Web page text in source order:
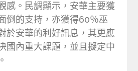
感。民調顯示，安華主要獲
倒的支持，亦獲得60％巫
於安華的利好訊息，其更應
國內重大課題，並且擬定中